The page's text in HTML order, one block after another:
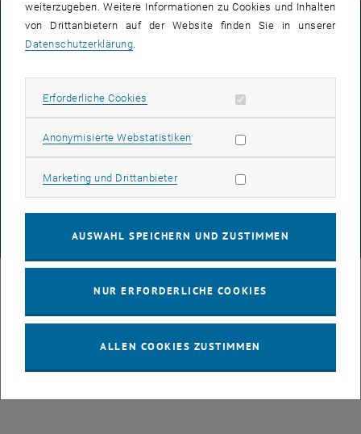
© TU Wien# 88199
IMPRESSUM
DATENSCHUTZERKLÄRUNG (PDF)
COOKIEEINSTELLUNGEN
weiterzugeben. Weitere Informationen zu Cookies und Inhalten
von Drittanbietern auf der Website finden Sie in unserer
Datenschutzerklärung.
Erforderliche Cookies Erforderliche Cookies zulassen
Anonymisierte WebstatistikenStatistik Cookies zulassen
Marketing und DrittanbieterMarketing Cookies zulassen
AUSWAHL SPEICHERN UND ZUSTIMMEN
NUR ERFORDERLICHE COOKIES
ALLEN COOKIES ZUSTIMMEN